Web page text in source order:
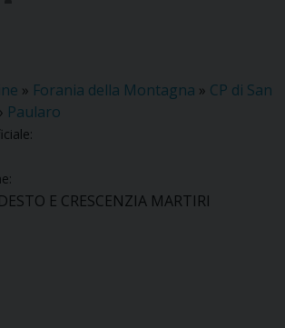
» Forania della Montagna » CP di San
Paularo
E CRESCENZIA MARTIRI